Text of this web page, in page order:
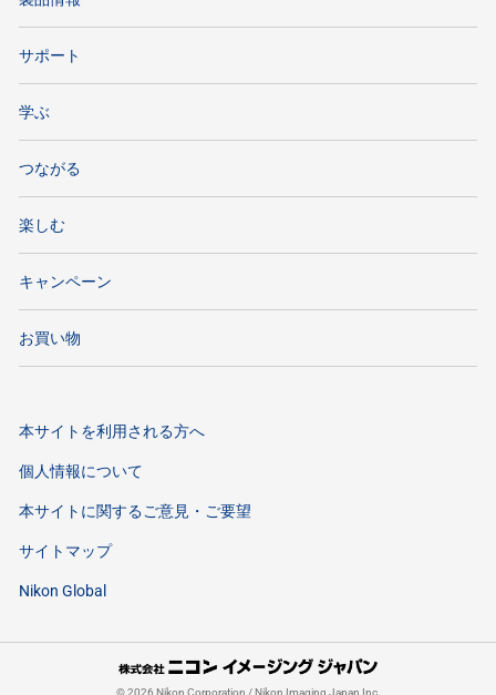
サポート
学ぶ
つながる
楽しむ
キャンペーン
お買い物
本サイトを利用される方へ
個人情報について
本サイトに関するご意見・ご要望
サイトマップ
Nikon Global
©2026 Nikon Corporation / Nikon Imaging Japan Inc.